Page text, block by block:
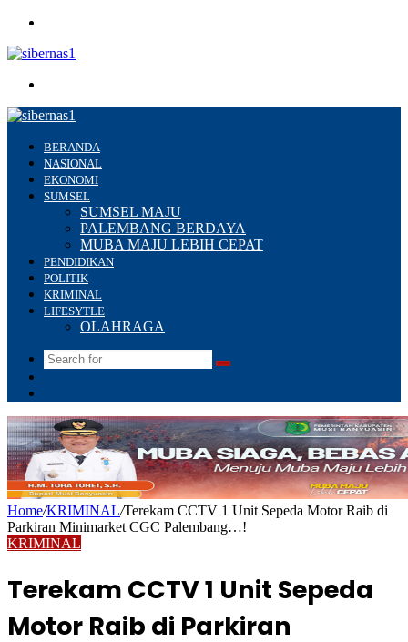
BERANDA
NASIONAL
EKONOMI
SUMSEL
SUMSEL MAJU
PALEMBANG BERDAYA
MUBA MAJU LEBIH CEPAT
PENDIDIKAN
POLITIK
KRIMINAL
LIFESYTLE
OLAHRAGA
Search
Home/KRIMINAL/Terekam CCTV 1 Unit Sepeda Motor Raib di
Parkiran Minimarket CGC Palembang…!
KRIMINAL
Terekam CCTV 1 Unit Sepeda
Motor Raib di Parkiran